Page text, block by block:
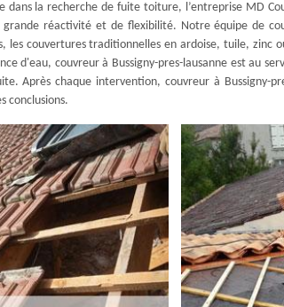
dans la recherche de fuite toiture, l’entreprise MD
grande réactivité et de flexibilité. Notre équipe de
les couvertures traditionnelles en ardoise, tuile, zinc
d'eau, couvreur à Bussigny-pres-lausanne est au
Après chaque intervention, couvreur à Bussigny-
conclusions.